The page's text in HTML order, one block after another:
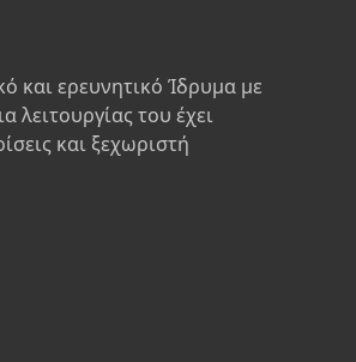
και ερευνητικό Ίδρυμα με
λειτουργίας του έχει
και ξεχωριστή